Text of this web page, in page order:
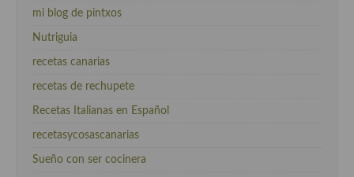
mi blog de pintxos
Nutriguia
recetas canarias
recetas de rechupete
Recetas Italianas en Español
recetasycosascanarias
Sueño con ser cocinera